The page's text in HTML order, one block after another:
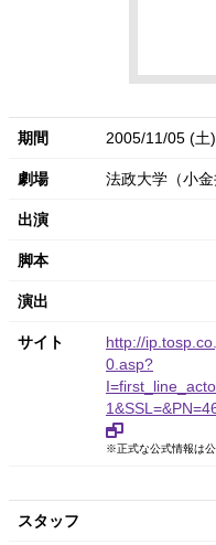
期間 2005/11/05 (土
劇場 法政大学（小金
出演
脚本
演出
サイト
http://
0.asp?
※正式な公式情報は公
スタッフ